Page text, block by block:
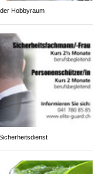
Hobbyraum